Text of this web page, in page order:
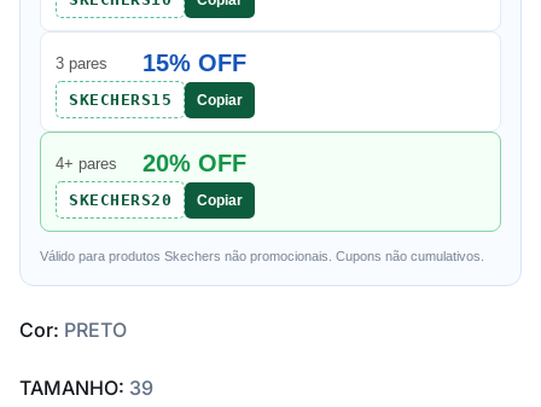
3 pares 15% OFF
SKECHERS15 Copiar
4+ pares 20% OFF
SKECHERS20 Copiar
Válido para produtos Skechers não promocionais. Cupons não cumulativos.
Cor: PRETO
TAMANHO: 39